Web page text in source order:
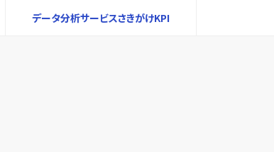
データ分析サービスさきがけKPI